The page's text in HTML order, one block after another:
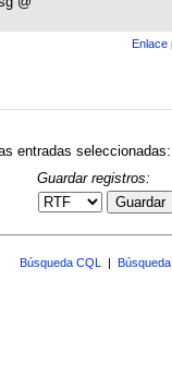
Enlace
entradas seleccionadas:
Guardar registros:
Guardar
Búsqueda CQL